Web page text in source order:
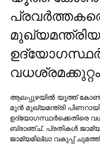
പ്രവര്‍ത്തകരെ
ആലപ്പുഴയില്‍ യൂത്ത്
മുന്‍ മുഖ്യമന്ത്രി
ഉദ്യോഗസ്ഥര്‍ക്കെതിരെ
ബ്രാഞ്ച്. പ്രതികള്‍
ജാമ്യമില്ലാ വകുപ്പ്